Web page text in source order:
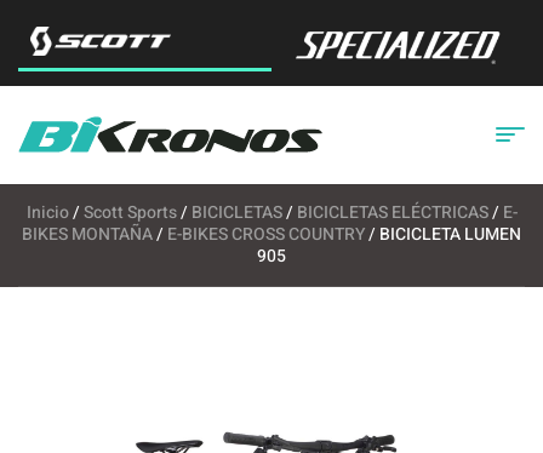
Inicio/Scott Sports/ BICICLETAS/ BICICLETAS ELÉCTRICAS/ E-
BIKES MONTAÑA/ E-BIKES CROSS COUNTRY/ BICICLETA LUMEN
905